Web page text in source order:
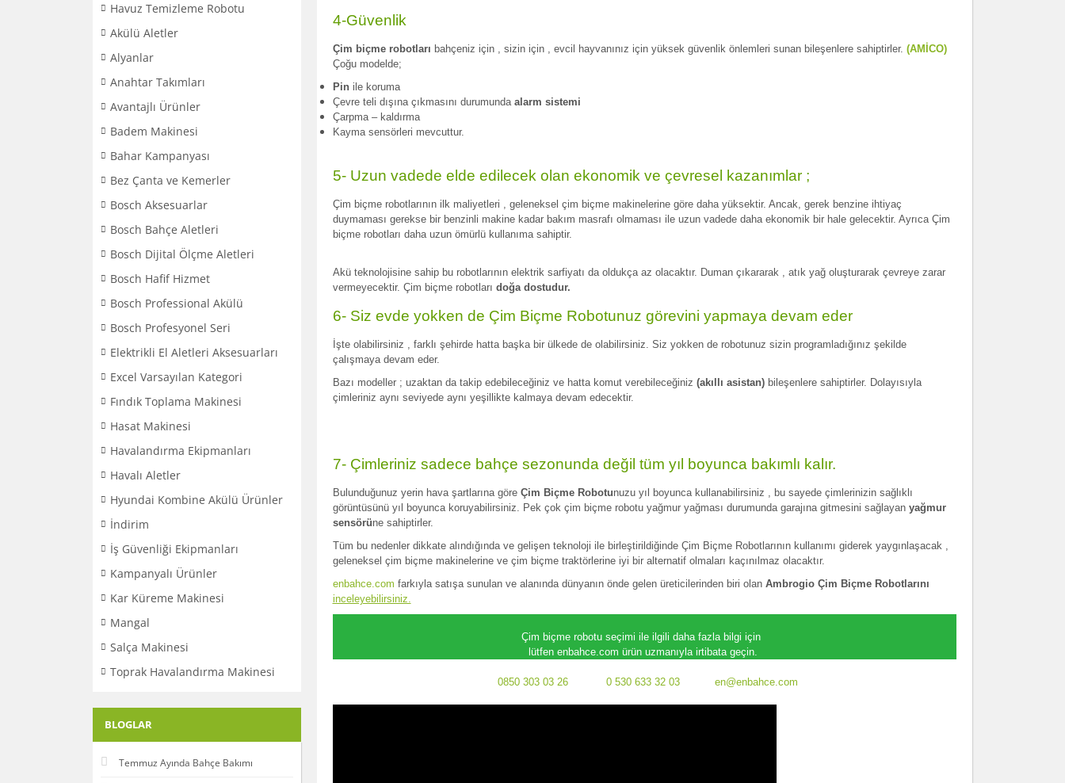
Havuz Temizleme Robotu
Akülü Aletler
Alyanlar
Anahtar Takımları
Avantajlı Ürünler
Badem Makinesi
Bahar Kampanyası
Bez Çanta ve Kemerler
Bosch Aksesuarlar
Bosch Bahçe Aletleri
Bosch Dijital Ölçme Aletleri
Bosch Hafif Hizmet
Bosch Professional Akülü
Bosch Profesyonel Seri
Elektrikli El Aletleri Aksesuarları
Excel Varsayılan Kategori
Fındık Toplama Makinesi
Hasat Makinesi
Havalandırma Ekipmanları
Havalı Aletler
Hyundai Kombine Akülü Ürünler
İndirim
İş Güvenliği Ekipmanları
Kampanyalı Ürünler
Kar Küreme Makinesi
Mangal
Salça Makinesi
Toprak Havalandırma Makinesi
BLOGLAR
Temmuz Ayında Bahçe Bakımı
4-Güvenlik
Çim biçme robotları bahçeniz için , sizin için , evcil hayvanınız için yüksek güvenlik önlemleri sunan bileşenlere sahiptirler. (AMİCO)
Çoğu modelde;
Pinile koruma
Çevre teli dışına çıkmasını durumunda alarm sistemi
Çarpma – kaldırma
Kayma sensörleri mevcuttur.
5- Uzun vadede elde edilecek olan ekonomik ve çevresel kazanımlar ;
Çim biçme robotlarının ilk maliyetleri , geleneksel çim biçme makinelerine göre daha yüksektir. Ancak, gerek benzine ihtiyaç
duymaması gerekse bir benzinli makine kadar bakım masrafı olmaması ile uzun vadede daha ekonomik bir hale gelecektir. Ayrıca Çim
biçme robotları daha uzun ömürlü kullanıma sahiptir.
Akü teknolojisine sahip bu robotlarının elektrik sarfiyatı da oldukça az olacaktır. Duman çıkararak , atık yağ oluşturarak çevreye zarar
vermeyecektir. Çim biçme robotları doğa dostudur.
6- Siz evde yokken de Çim Biçme Robotunuz görevini yapmaya devam eder
İşte olabilirsiniz , farklı şehirde hatta başka bir ülkede de olabilirsiniz. Siz yokken de robotunuz sizin programladığınız şekilde
çalışmaya devam eder.
Bazı modeller ; uzaktan da takip edebileceğiniz ve hatta komut verebileceğiniz (akıllı asistan)bileşenlere sahiptirler. Dolayısıyla
çimleriniz aynı seviyede aynı yeşillikte kalmaya devam edecektir.
7- Çimleriniz sadece bahçe sezonunda değil tüm yıl boyunca bakımlı kalır.
Bulunduğunuz yerin hava şartlarına göre Çim Biçme Robotunuzu yıl boyunca kullanabilirsiniz , bu sayede çimlerinizin sağlıklı
görüntüsünü yıl boyunca koruyabilirsiniz. Pek çok çim biçme robotu yağmur yağması durumunda garajına gitmesini sağlayan yağmur
sensörüne sahiptirler.
Tüm bu nedenler dikkate alındığında ve gelişen teknoloji ile birleştirildiğinde Çim Biçme Robotlarının kullanımı giderek yaygınlaşacak ,
geleneksel çim biçme makinelerine ve çim biçme traktörlerine iyi bir alternatif olmaları kaçınılmaz olacaktır.
enbahce.com farkıyla satışa sunulan ve alanında dünyanın önde gelen üreticilerinden biri olan Ambrogio Çim Biçme Robotlarını
inceleyebilirsiniz.
Çim biçme robotu seçimi ile ilgili daha fazla bilgi için
lütfen enbahce.com ürün uzmanıyla irtibata geçin.
0850 303 03 26 0 530 633 32 03 en@enbahce.com